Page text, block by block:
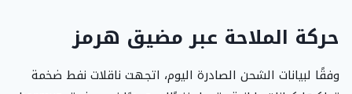
حركة الملاحة عبر مضيق هرمز
وفقًا لبيانات الشحن الصادرة اليوم، اتجهت ناقلات نفط ضخمة